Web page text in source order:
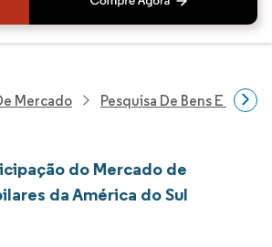
Mercado Pesquisa De Bens E
do Mercado de
da América do Sul